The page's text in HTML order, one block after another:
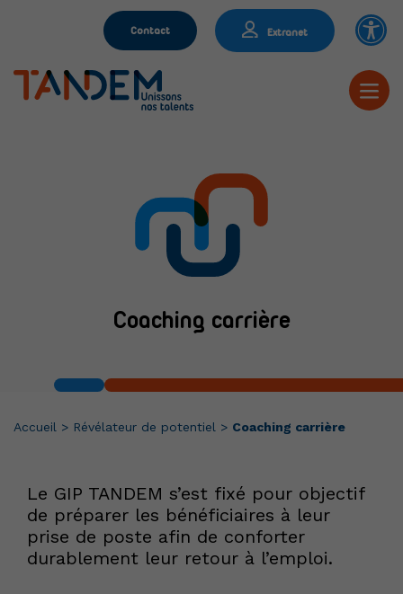
Contact Extranet
Coaching carrière
Accueil > Révélateur de potentiel > Coaching carrière
Le GIP TANDEM s’est fixé pour objectif
de préparer les bénéficiaires à leur
prise de poste afin de conforter
durablement leur retour à l’emploi.